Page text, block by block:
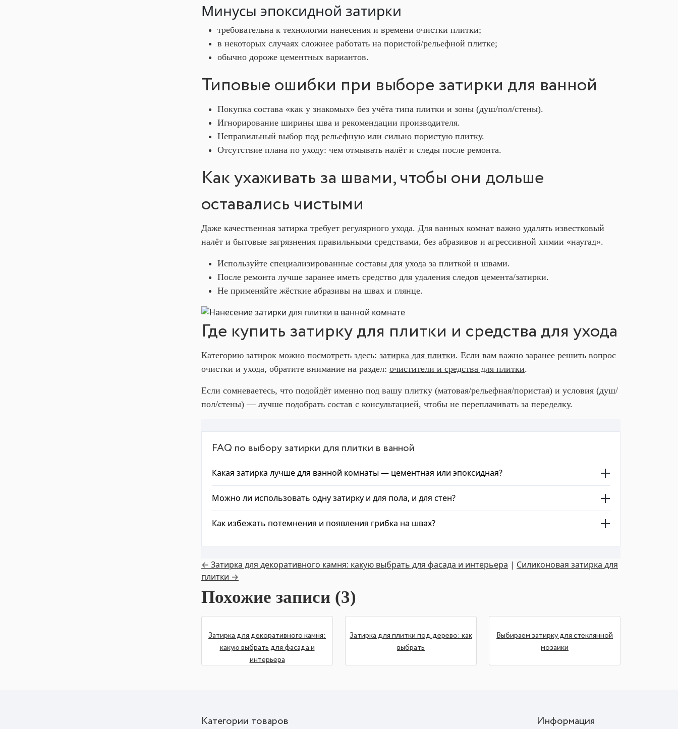
Минусы эпоксидной затирки
требовательна к технологии нанесения и времени очистки плитки;
в некоторых случаях сложнее работать на пористой/рельефной плитке;
обычно дороже цементных вариантов.
Типовые ошибки при выборе затирки для ванной
Покупка состава «как у знакомых» без учёта типа плитки и зоны (душ/пол/стены).
Игнорирование ширины шва и рекомендации производителя.
Неправильный выбор под рельефную или сильно пористую плитку.
Отсутствие плана по уходу: чем отмывать налёт и следы после ремонта.
Как ухаживать за швами, чтобы они дольше
оставались чистыми
Даже качественная затирка требует регулярного ухода. Для ванных комнат важно удалять известковый
налёт и бытовые загрязнения правильными средствами, без абразивов и агрессивной химии «наугад».
Используйте специализированные составы для ухода за плиткой и швами.
После ремонта лучше заранее иметь средство для удаления следов цемента/затирки.
Не применяйте жёсткие абразивы на швах и глянце.
Где купить затирку для плитки и средства для ухода
Категорию затирок можно посмотреть здесь: затирка для плитки. Если вам важно заранее решить вопрос
очистки и ухода, обратите внимание на раздел: очистители и средства для плитки.
Если сомневаетесь, что подойдёт именно под вашу плитку (матовая/рельефная/пористая) и условия (душ/
пол/стены) — лучше подобрать состав с консультацией, чтобы не переплачивать за переделку.
FAQ по выбору затирки для плитки в ванной
Какая затирка лучше для ванной комнаты — цементная или эпоксидная?
Можно ли использовать одну затирку и для пола, и для стен?
Как избежать потемнения и появления грибка на швах?
← Затирка для декоративного камня: какую выбрать для фасада и интерьера | Силиконовая затирка для
плитки →
Похожие записи (3)
Затирка для декоративного камня:
какую выбрать для фасада и
интерьера
Затирка для плитки под дерево: как
выбрать
Выбираем затирку для стеклянной
мозаики
Категории товаров Информация